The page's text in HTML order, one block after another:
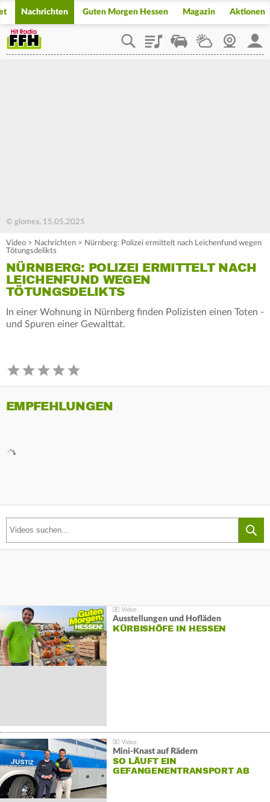
Nachrichten Guten Morgen Hessen Magazin Aktionen
PlaylistStaupilotWetterWebcam
© glomex, 15.05.2025
Video > Nachrichten > Nürnberg: Polizei ermittelt nach Leichenfund wegen
Tötungsdelikts
NÜRNBERG: POLIZEI ERMITTELT NACH
LEICHENFUND WEGEN
TÖTUNGSDELIKTS
In einer Wohnung in Nürnberg finden Polizisten einen Toten -
und Spuren einer Gewalttat.
EMPFEHLUNGEN
Ausstellungen und Hofläden
KÜRBISHÖFE IN HESSEN
Mini-Knast auf Rädern
SO LÄUFT EIN
GEFANGENENTRANSPORT AB